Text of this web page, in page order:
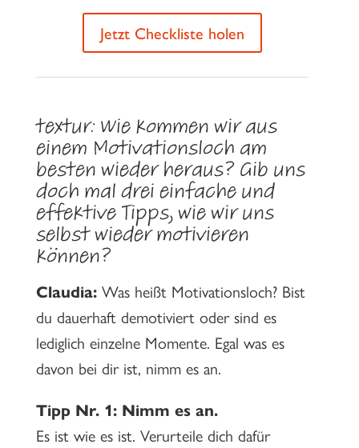
Jetzt Checkliste holen
textur: Wie kommen wir aus
einem Motivationsloch am
besten wieder heraus? Gib uns
doch mal drei einfache und
effektive Tipps, wie wir uns
selbst wieder motivieren
können?
Claudia: Was heißt Motivationsloch? Bist
du dauerhaft demotiviert oder sind es
lediglich einzelne Momente. Egal was es
davon bei dir ist, nimm es an.
Tipp Nr. 1: Nimm es an.
Es ist wie es ist. Verurteile dich dafür